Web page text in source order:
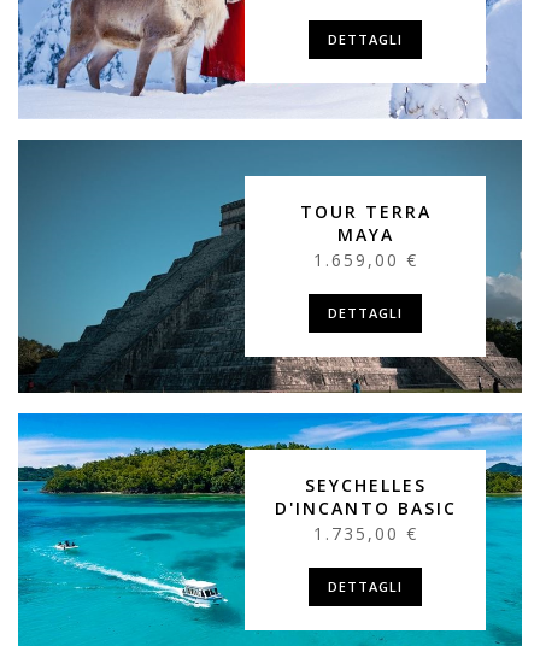
DETTAGLI
TOUR TERRA
MAYA
1.659,00 €
DETTAGLI
SEYCHELLES
D'INCANTO BASIC
1.735,00 €
DETTAGLI